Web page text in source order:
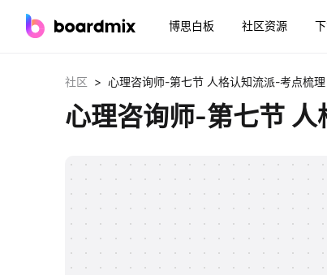
博思白板 社区资源
社区 > 心理咨询师-第七节 人格认知流派-考点梳理
心理咨询师-第七节